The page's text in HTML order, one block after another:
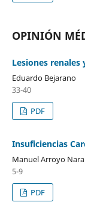
OPINIÓN
Lesiones
Eduardo Bejarano
33-40
PDF
Insuficiencias
Manuel Arroyo
5-9
PDF